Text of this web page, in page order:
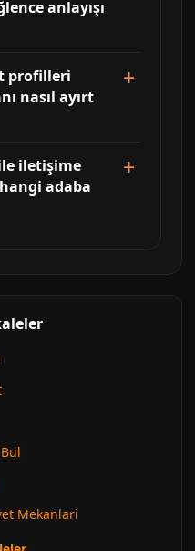
anlayışı
profilleri
nasıl ayırt
iletişime
adaba
Mekanlari